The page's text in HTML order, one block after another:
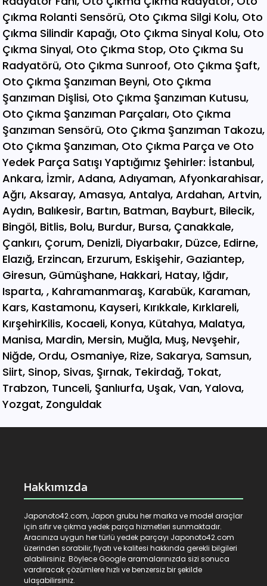
Hakkımızda
Japonoto42.com, Japon grubu her marka ve model araçlar
için sıfır ve çıkma yedek parça hizmetleri sunmaktadır.
Aracınıza uygun her türlü yedek parçayı Japonoto42.com
üzerinden sorabilir, fiyatı ve kalitesi hakkında gerekli bilgileri
alabilirsiniz. Böylece Google aramalarınızda sizi sonuca
vardıracak çözümlere hızlı ve benzersiz bir şekilde
ulaşabilirsiniz.